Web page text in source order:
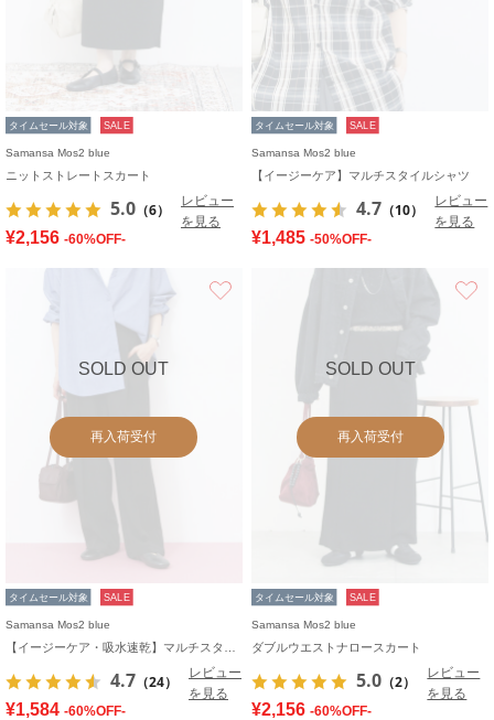
タイムセール対象 SALE
Samansa Mos2 blue
ニットストレートスカート
5.0 （6）
レビュー
を見る
¥2,156 -60%OFF-
タイムセール対象 SALE
Samansa Mos2 blue
【イージーケア】マルチスタイルシャツ
4.7 （10）
レビュー
を見る
¥1,485 -50%OFF-
SOLD OUT
再入荷受付
タイムセール対象 SALE
Samansa Mos2 blue
4.7 （24）
レビュー
を見る
¥1,584 -60%OFF-
SOLD OUT
再入荷受付
タイムセール対象 SALE
Samansa Mos2 blue
ダブルウエストナロースカート
5.0 （2）
レビュー
を見る
¥2,156 -60%OFF-